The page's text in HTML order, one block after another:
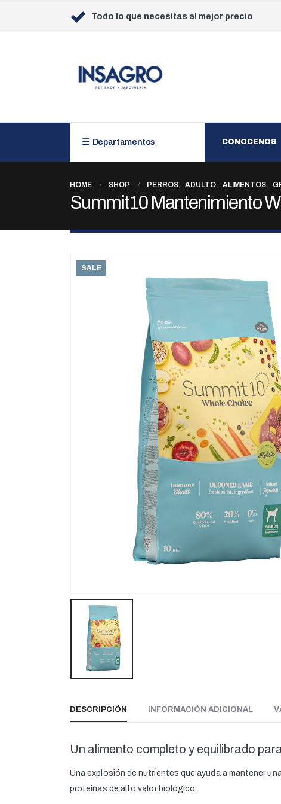
Todo lo que necesitas al mejor precio
Departamentos CONOCENOS
HOME SHOP PERROS, ADULTO, ALIMENTOS,
Summit10 Mantenimiento
SALE
DESCRIPCIÓN INFORMACIÓN ADICIONAL
Un alimento completo y equilibrado
Una explosión de nutrientes que ayuda a mantener
proteínas de alto valor biológico.